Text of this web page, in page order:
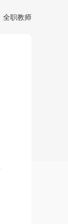
全职教师